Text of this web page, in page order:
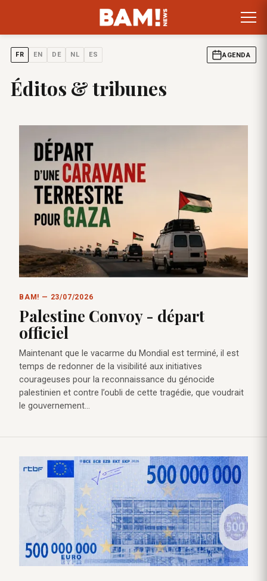
FR EN DE NL ES AGENDA
Éditos & tribunes
BAM! — 23/07/2026
Palestine Convoy - départ
officiel
Maintenant que le vacarme du Mondial est terminé, il est
temps de redonner de la visibilité aux initiatives
courageuses pour la reconnaissance du génocide
palestinien et contre l’oubli de cette tragédie, que voudrait
le gouvernement…